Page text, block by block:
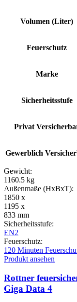
Volumen (Liter)
Feuerschutz
Marke
Sicherheitsstufe
Privat
Gewerblich
Gewicht:
1160.5 kg
Außenmaße (HxBxT):
1850 x
1195 x
833 mm
Sicherheitsstufe:
EN2
Feuerschutz:
120 Minuten
Produkt ansehen
Rottner
Giga Data 4